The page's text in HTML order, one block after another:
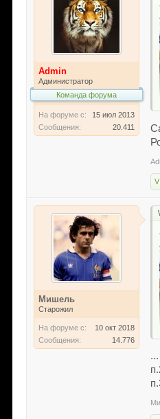
Admin
Администратор
Команда форума
На форуме с:
15 июл 2013
Сообщения:
20.411
Мишель
Старожил
На форуме с:
10 окт 2018
Сообщения:
14.776